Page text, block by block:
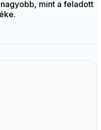
mint a feladott